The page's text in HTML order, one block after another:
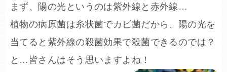
まず、陽の光というのは紫外線と赤外線…
植物の病原菌は糸状菌でカビ菌だから、陽の光を
当てると紫外線の殺菌効果で殺菌できるのでは？
と…皆さんはそう思いますよね！